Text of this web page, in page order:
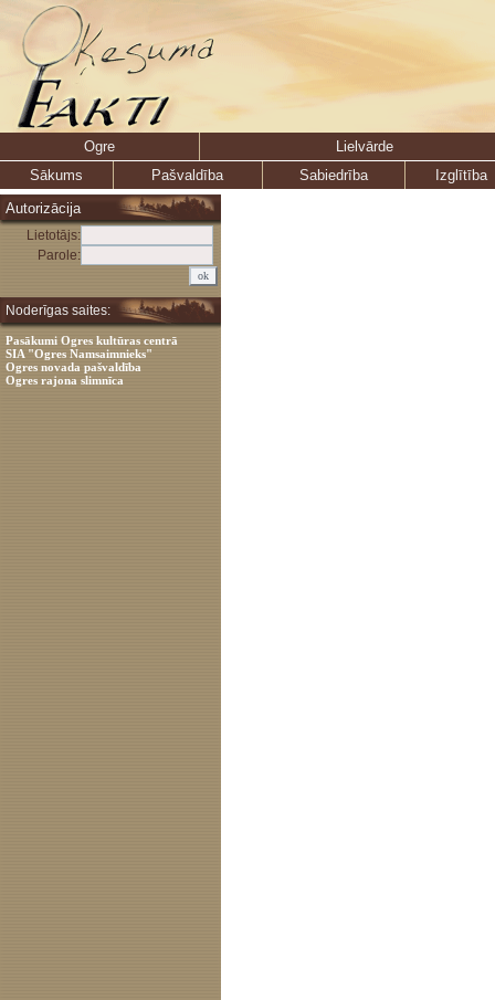
Ogre
Lielvārde
Sākums
Pašvaldība Sabiedrība
Izglītība
Autorizācija
Lietotājs:
Parole:
Noderīgas saites:
Pasākumi Ogres kultūras centrā
SIA "Ogres Namsaimnieks"
Ogres novada pašvaldība
Ogres rajona slimnīca